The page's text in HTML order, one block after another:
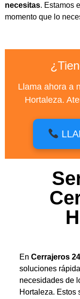
necesitas. Estamos
momento que lo
Llama ahora a
Hortaleza.
En Cerrajeros
soluciones
necesidades de
Hortaleza. Estos